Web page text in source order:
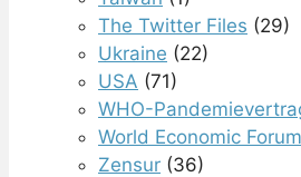
The Twitter Files (29)
Ukraine (22)
USA (71)
WHO-
World Economic Forum
Zensur (36)